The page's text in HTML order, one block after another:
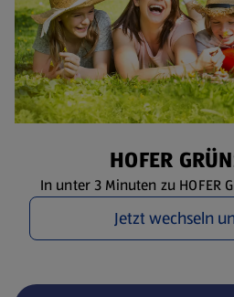
HOFER
In unter 3 Minuten zu HOFER
Jetzt wechseln